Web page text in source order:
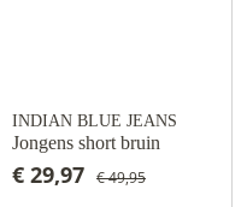
INDIAN BLUE JEANS
Jongens short bruin
€ 29,97 € 49,95